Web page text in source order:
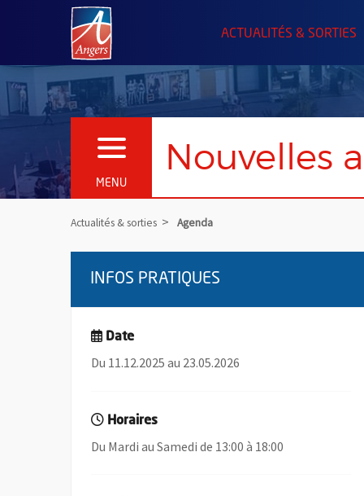
Angers.fr : Retour à l'accueil
ACTUALITÉS & SORTIES
MENU
OUVRIR LE MENU Nouvelles
Actualités & sorties Agenda
INFOS PRATIQUES
Date
Du 11.12.2025 au 23.05.2026
Horaires
Du Mardi au Samedi de 13:00 à 18:00